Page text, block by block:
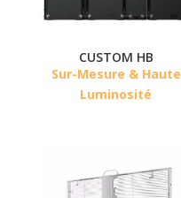
CUSTOM HB
Sur-Mesure & Haute
Luminosité